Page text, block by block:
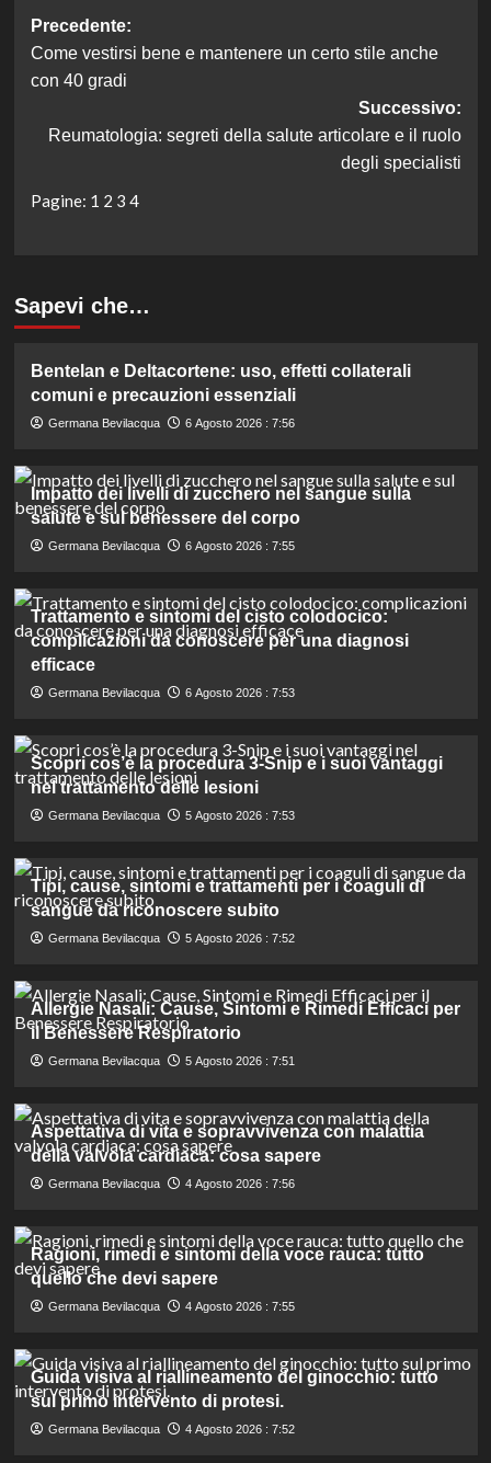
Navigazione
articolo
Precedente:
Come vestirsi bene e mantenere un certo stile anche
con 40 gradi
Successivo:
Reumatologia: segreti della salute articolare e il ruolo
degli specialisti
Pagine: 1 2 3 4
Sapevi che…
Bentelan e Deltacortene: uso, effetti collaterali
comuni e precauzioni essenziali
Germana Bevilacqua 6 Agosto 2026 : 7:56
Impatto dei livelli di zucchero nel sangue sulla
salute e sul benessere del corpo
Germana Bevilacqua 6 Agosto 2026 : 7:55
Trattamento e sintomi del cisto colodocico:
complicazioni da conoscere per una diagnosi
efficace
Germana Bevilacqua 6 Agosto 2026 : 7:53
Scopri cos’è la procedura 3-Snip e i suoi vantaggi
nel trattamento delle lesioni
Germana Bevilacqua 5 Agosto 2026 : 7:53
Tipi, cause, sintomi e trattamenti per i coaguli di
sangue da riconoscere subito
Germana Bevilacqua 5 Agosto 2026 : 7:52
Allergie Nasali: Cause, Sintomi e Rimedi Efficaci per
il Benessere Respiratorio
Germana Bevilacqua 5 Agosto 2026 : 7:51
Aspettativa di vita e sopravvivenza con malattia
della valvola cardiaca: cosa sapere
Germana Bevilacqua 4 Agosto 2026 : 7:56
Ragioni, rimedi e sintomi della voce rauca: tutto
quello che devi sapere
Germana Bevilacqua 4 Agosto 2026 : 7:55
Guida visiva al riallineamento del ginocchio: tutto
sul primo intervento di protesi.
Germana Bevilacqua 4 Agosto 2026 : 7:52